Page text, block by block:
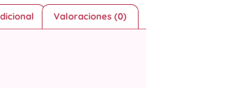
Valoraciones (0)